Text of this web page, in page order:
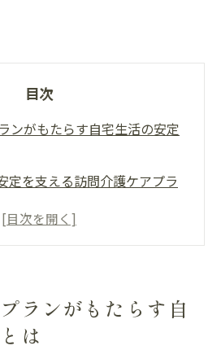
目次
ンがもたらす自宅生活の安定
定を支える訪問介護ケアプラ
を豊かにする訪問介護ケアの
プランで実現する安心の住環
ランがもたらす自
は